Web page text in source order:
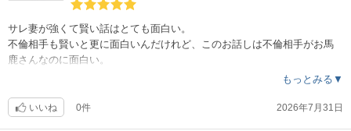
サレ妻が強くて賢い話はとても面白い。
不倫相手も賢いと更に面白いんだけれど、このお話しは不倫相手がお馬
鹿さんなのに面白い。
でも2人がどうやって、そして何処まで落ちていくのか今後の展開が楽し
もっとみる▼
いいね 0件 2026年7月31日